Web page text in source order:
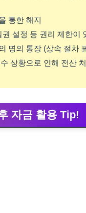
통한 해지
권 설정 등 권리 제한이
명의 통장 (상속 절차
상황으로 인해 전산
자금 활용 Tip!